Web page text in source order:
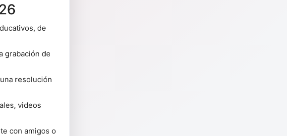
de
grabación de
resolución
videos
con amigos o